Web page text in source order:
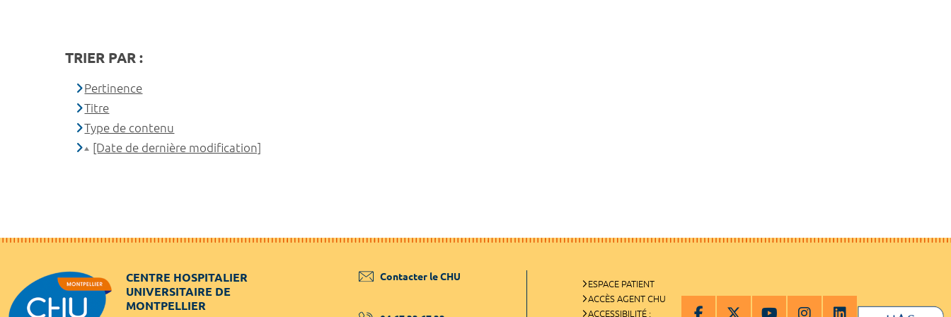
TRIER PAR :
Pertinence
Titre
Type de contenu
[Date de dernière modification]
CENTRE HOSPITALIER
UNIVERSITAIRE DE
MONTPELLIER
Contacter le CHU
ESPACE PATIENT
ACCÈS AGENT CHU
ACCESSIBILITÉ :